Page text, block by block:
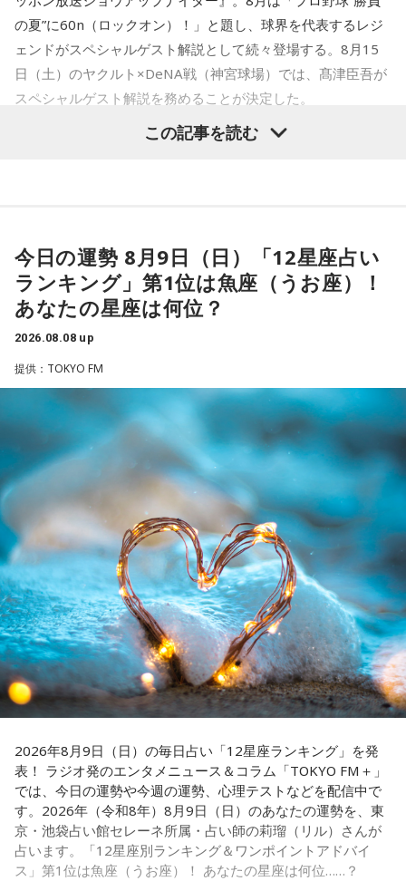
人の想いを捉える羅針盤ヒーラー。霊感タロット、四柱推
命、宿曜占星術でオーダーメイドの鑑定を手掛ける。転職、
結婚、離別など多くの経験から、今どう動くべきか悩む人に
寄り添いナビゲートする。
Webサイト：https://selene-uranai.com/
のアニバーサリーイヤーにふさわしい球界のレジェンドたち
がスペシャルゲスト解説者として登場する。さらに、リスナ
ーにとって嬉しい夏の味覚や現金が当たるプレゼント企画も
実施する。
ペナントレース終盤の神宮球場、一つ一つのプレーの重みが
増す独特の緊張感を、ラジオを通じてお伝えできればと思い
ます。
「ニッポン放送ショウアップナイター ヤクルト×DeNA」
■放送日時：8月15日（土） 17時50分～試合終了 （延長対
応あり）
■スペシャルゲスト解説：髙津臣吾
■実況：師岡正雄アナウンサー
■番組X：@showup1242
■ハッシュタグ：#ショウアップナイター #60n
■メールアドレス：89@1242.com
■番組ホームページ：https://www.1242.com/showup
の夏”に60n（ロックオン）！」と題し、球界を代表するレジ
ェンドがスペシャルゲスト解説として続々登場する。8月15
日（土）のヤクルト×DeNA戦（神宮球場）では、髙津臣吾が
スペシャルゲスト解説を務めることが決定した。
シーズン、ヤクルトの監督を務め、前年最下位からの日本
一、球団初のリーグ連覇を成し遂げた。
選手としても指揮官としてもヤクルトが誇る球界のレジェン
ドといえる髙津が8月15日（土）に神宮球場で行われる「ヤ
クルト×DeNA」に『ニッポン放送ショウアップナイター』の
スペシャルゲスト解説として登場する。現役時代は『ニッポ
ン放送ショウアップナイター』の事前情報番組でレギュラー
出演コーナーを持つなど、ニッポン放送リスナーにはお馴染
みの髙津だが、『ニッポン放送ショウアップナイター』で解
説を務めるのは2013年以来、13年ぶりとなる。
ペナントレースも終盤に差し掛かり、古巣・ヤクルトにとっ
て勝負の夏となる神宮球場の一戦での髙津氏ならではの視点
に注目が集まる。
『ニッポン放送ショウアップナイター』では、今後も60周年
のアニバーサリーイヤーにふさわしい球界のレジェンドたち
がスペシャルゲスト解説者として登場する。さらに、リスナ
ーにとって嬉しい夏の味覚や現金が当たるプレゼント企画も
実施する。
■髙津臣吾 コメント
「ショウアップナイター」をお聴きの皆さま、ご無沙汰して
この記事を読む
今日の運勢 8月9日（日）「12星座占い
ランキング」第1位は魚座（うお座）！
あなたの星座は何位？
2026.08.08 up
提供：TOKYO FM
2026年8月9日（日）の毎日占い「12星座ランキング」を発
表！ ラジオ発のエンタメニュース＆コラム「TOKYO FM＋」
では、今日の運勢や今週の運勢、心理テストなどを配信中で
す。2026年（令和8年）8月9日（日）のあなたの運勢を、東
京・池袋占い館セレーネ所属・占い師の莉瑠（リル）さんが
占います。「12星座別ランキング＆ワンポイントアドバイ
ス」第1位は魚座（うお座）！ あなたの星座は何位……？